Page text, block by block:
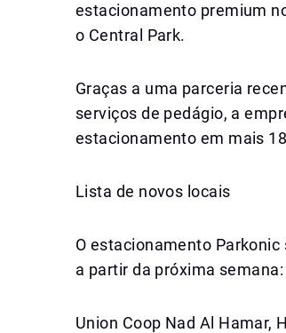
estacionamento premium
o Central Park.
Graças a uma parceria
serviços de pedágio, a
estacionamento em mais
Lista de novos locais
O estacionamento
a partir da próxima semana:
Union Coop Nad Al Hamar,